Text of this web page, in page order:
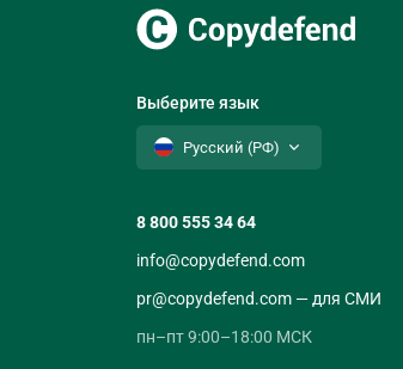
Выберите язык
Русский (РФ)
8 800 555 34 64
info@copydefend.com
pr@copydefend.com — для СМИ
пн–пт 9:00–18:00 МСК